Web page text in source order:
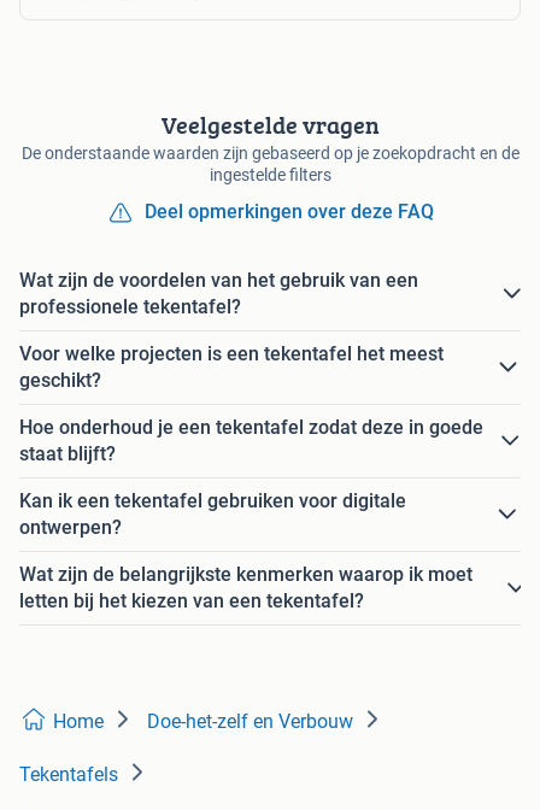
Veelgestelde vragen
De onderstaande waarden zijn gebaseerd op je zoekopdracht en de
ingestelde filters
Deel opmerkingen over deze FAQ
Wat zijn de voordelen van het gebruik van een
professionele tekentafel?
Voor welke projecten is een tekentafel het meest
geschikt?
Hoe onderhoud je een tekentafel zodat deze in goede
staat blijft?
Kan ik een tekentafel gebruiken voor digitale
ontwerpen?
Wat zijn de belangrijkste kenmerken waarop ik moet
letten bij het kiezen van een tekentafel?
Home Doe-het-zelf en Verbouw
Tekentafels